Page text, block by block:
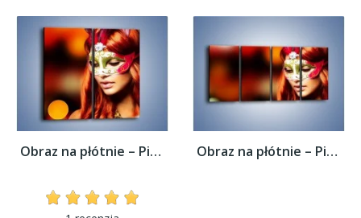
Obraz na płótnie – Piękna kobieta w masce... Obraz na płótnie – Piękna kobieta w masce...